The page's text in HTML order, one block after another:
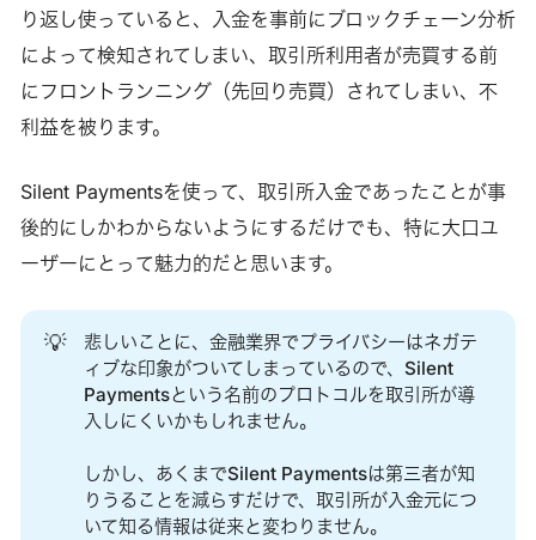
り返し使っていると、入金を事前にブロックチェーン分析
によって検知されてしまい、取引所利用者が売買する前
にフロントランニング（先回り売買）されてしまい、不
利益を被ります。
Silent Paymentsを使って、取引所入金であったことが事
後的にしかわからないようにするだけでも、特に大口ユ
ーザーにとって魅力的だと思います。
💡
悲しいことに、金融業界でプライバシーはネガテ
ィブな印象がついてしまっているので、Silent
Paymentsという名前のプロトコルを取引所が導
入しにくいかもしれません。
しかし、あくまでSilent Paymentsは第三者が知
りうることを減らすだけで、取引所が入金元につ
いて知る情報は従来と変わりません。